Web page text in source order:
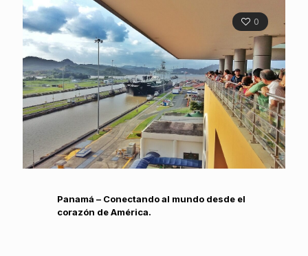
0
Panamá – Conectando al mundo desde el
corazón de América.